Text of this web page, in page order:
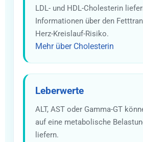
LDL- und HDL-Cholesterin
Informationen über den
Herz-Kreislauf-Risiko.
Mehr über Cholesterin
Leberwerte
ALT, AST oder Gamma-GT
auf eine metabolische
liefern.